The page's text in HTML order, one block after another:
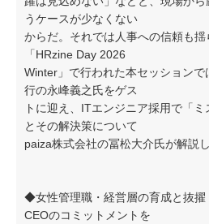
うケースが少なくない
からだ。それでは人事への信頼も
「HRzine Day 2026
Winter」で行われた本セッション
行の永峰義之氏をゲス
トに迎え、ITエンジニア採用で「
とその解決策について
paiza株式会社の冨松大介氏が解説し
◆女性管理職・経営層の育成と抜
CEOのコミットメントを